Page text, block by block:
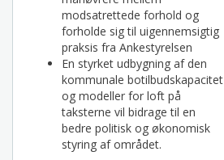
modsatrettede forhold og
forholde sig til uigennemsigtig
praksis fra Ankestyrelsen
En styrket udbygning af den
kommunale botilbudskapacitet
og modeller for loft på
taksterne vil bidrage til en
bedre politisk og økonomisk
styring af området.